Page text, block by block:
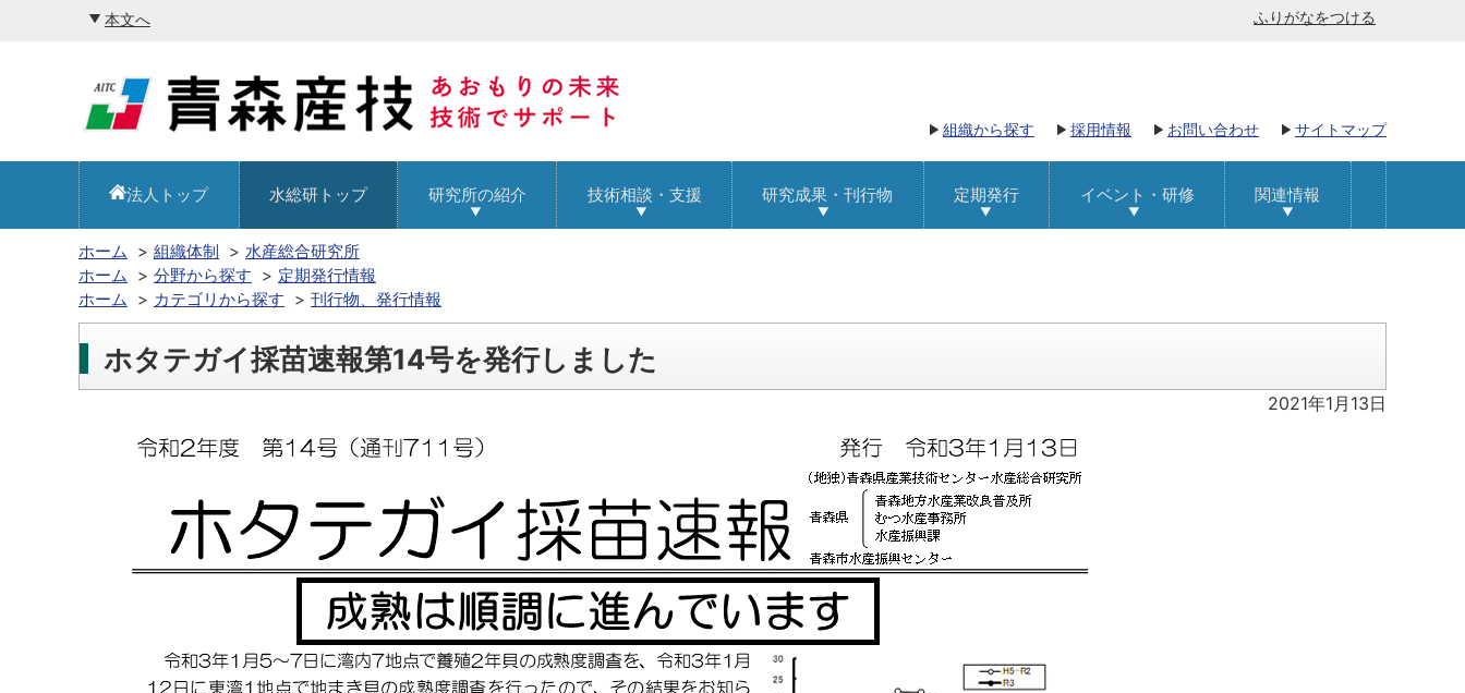
本文へ ふりがなをつける
組織から探す 採用情報 お問い合わせ サイトマップ
法人トップ 水総研トップ 研究所の紹介 技術相談・支援 研究成果・刊行物 定期発行 イベント・研修 関連情報
ホーム 組織体制
水産総合研究所
ホーム
分野から探す
定期発行情報
ホーム
カテゴリから探す 刊行物、発行情報
ホタテガイ採苗速報第14号を発行しました
2021年1月13日